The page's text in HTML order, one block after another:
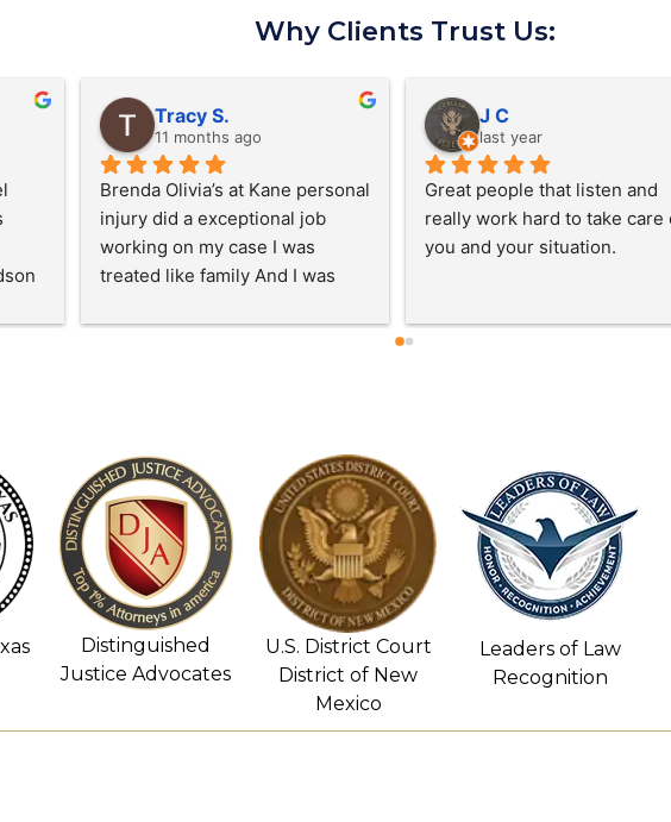
Why Clients Trust Us:
his
go above
and
Amy D.
last year
I'm very satisfied with how
quickly Mr. Kane's assistant and
Mr. Kane settled the biggest
part of my claim. It only took 4
Kane to anyone that has been in
last year
HIGHLY
Personal
in town! Sam and
you and give you
Jessica Kane! You
disappointed…Thank
Personal Injury and
Distinguished
Justice Advocates
U.S. District Court
District of New
Mexico
Leaders of Law
Recognition